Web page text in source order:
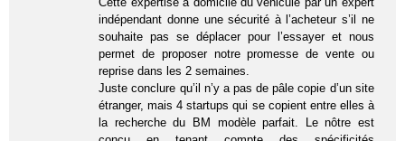
indépendant donne une sécurité à l’acheteur s’il ne
souhaite pas se déplacer pour l’essayer et nous
permet de proposer notre promesse de vente ou
reprise dans les 2 semaines.
Juste conclure qu’il n’y a pas de pâle copie d’un site
étranger, mais 4 startups qui se copient entre elles à
la recherche du BM modèle parfait. Le nôtre est